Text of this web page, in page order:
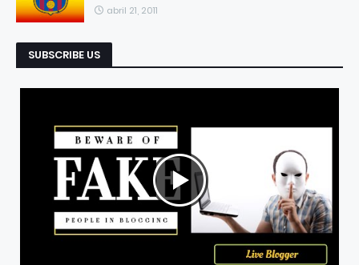
abril 21, 2011
SUBSCRIBE US